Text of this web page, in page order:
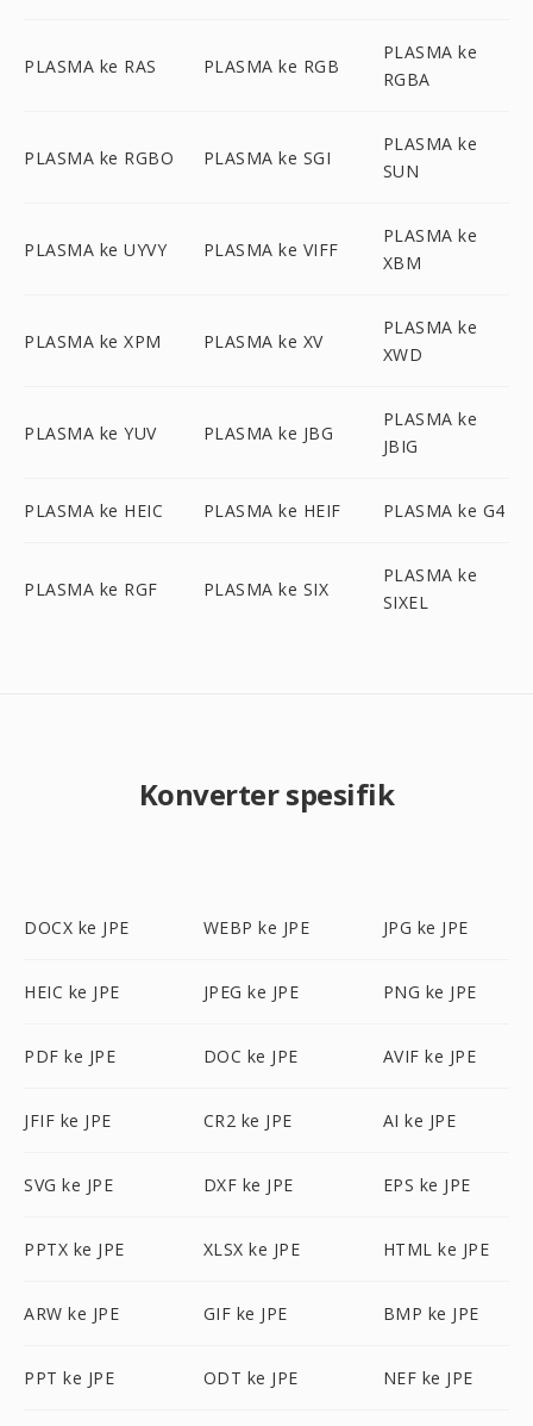
PLASMA ke RAS PLASMA ke RGB
PLASMA ke
RGBA
PLASMA ke RGBO PLASMA ke SGI
PLASMA ke
SUN
PLASMA ke UYVY PLASMA ke VIFF
PLASMA ke
XBM
PLASMA ke XPM PLASMA ke XV
PLASMA ke
XWD
PLASMA ke YUV PLASMA ke JBG
PLASMA ke
JBIG
PLASMA ke HEIC PLASMA ke HEIF PLASMA ke G4
PLASMA ke RGF PLASMA ke SIX
PLASMA ke
SIXEL
Konverter spesifik
DOCX ke JPE WEBP ke JPE JPG ke JPE
HEIC ke JPE JPEG ke JPE PNG ke JPE
PDF ke JPE DOC ke JPE AVIF ke JPE
JFIF ke JPE CR2 ke JPE AI ke JPE
SVG ke JPE DXF ke JPE EPS ke JPE
PPTX ke JPE XLSX ke JPE HTML ke JPE
ARW ke JPE GIF ke JPE BMP ke JPE
PPT ke JPE ODT ke JPE NEF ke JPE